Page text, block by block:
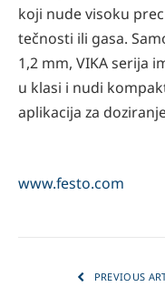
koji nude visoku
tečnosti ili gasa.
1,2 mm, VIKA serija
u klasi i nudi
aplikacija za
www.festo.com
PREVIOUS